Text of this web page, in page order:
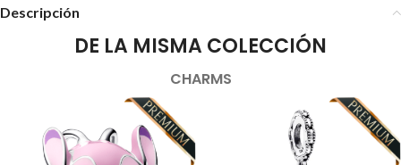
Descripción
DE LA MISMA COLECCIÓN
CHARMS